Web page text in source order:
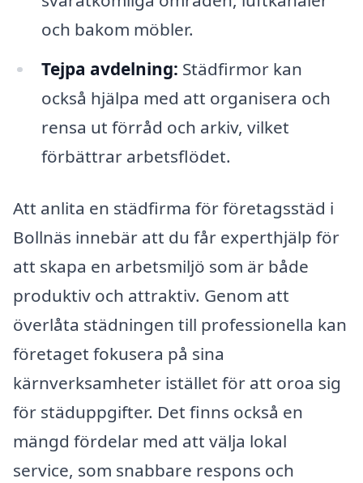
och bakom möbler.
Tejpa avdelning: Städfirmor kan
också hjälpa med att organisera och
rensa ut förråd och arkiv, vilket
förbättrar arbetsflödet.
Att anlita en städfirma för företagsstäd i
Bollnäs innebär att du får experthjälp för
att skapa en arbetsmiljö som är både
produktiv och attraktiv. Genom att
överlåta städningen till professionella kan
företaget fokusera på sina
kärnverksamheter istället för att oroa sig
för städuppgifter. Det finns också en
mängd fördelar med att välja lokal
service, som snabbare respons och